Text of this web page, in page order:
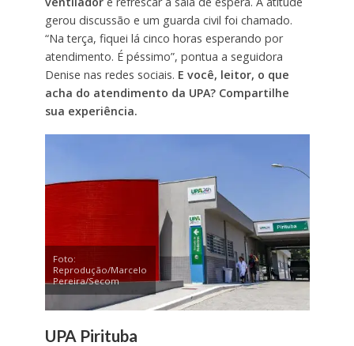
gerou discussão e um guarda civil foi chamado.
“Na terça, fiquei lá cinco horas esperando por
atendimento. É péssimo”, pontua a seguidora
Denise nas redes sociais. E você, leitor, o que
acha do atendimento da UPA? Compartilhe
sua experiência.
Foto:
Reprodução/Marcelo
Pereira/Secom
UPA Pirituba